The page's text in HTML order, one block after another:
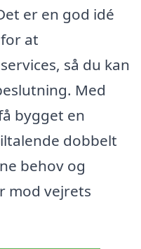
er en god idé
at
så du kan
Med
bygget en
dobbelt
behov og
mod vejrets